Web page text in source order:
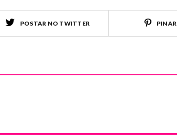
POSTAR NO TWITTER PINAR